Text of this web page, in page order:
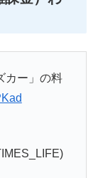
カー」の料